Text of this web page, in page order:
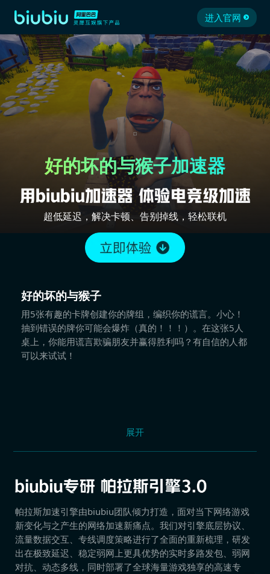
进入官网
好的坏的与猴子加速器
超低延迟，解决卡顿、告别掉线，轻松联机
好的坏的与猴子
用5张有趣的卡牌创建你的牌组，编织你的谎言。小心！
抽到错误的牌你可能会爆炸（真的！！！）。在这张5人
桌上，你能用谎言欺骗朋友并赢得胜利吗？有自信的人都
可以来试试！
展开
帕拉斯加速引擎由biubiu团队倾力打造，面对当下网络游戏
新变化与之产生的网络加速新痛点。我们对引擎底层协议、
流量数据交互、专线调度策略进行了全面的重新梳理，研发
出在极致延迟、稳定弱网上更具优势的实时多路发包、弱网
对抗、动态多线，同时部署了全球海量游戏独享的高速专